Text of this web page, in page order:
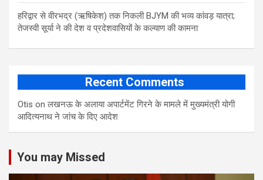
​हरिद्वार से वीरभद्र (ऋषिकेश) तक निकली BJYM की भव्य कांवड़ यात्रा;
तेजस्वी सूर्या ने की देश व प्रदेशवासियों के कल्याण की कामना
Recent Comments
Otis onलखनऊ के अलाया अपार्टमेंट गिरने के मामले में मुख्‍यमंत्री योगी
आद‍ित्‍यनाथ ने जांच के द‍िए आदेश
You may Missed